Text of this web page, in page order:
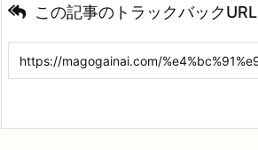
この記事のトラックバックURL